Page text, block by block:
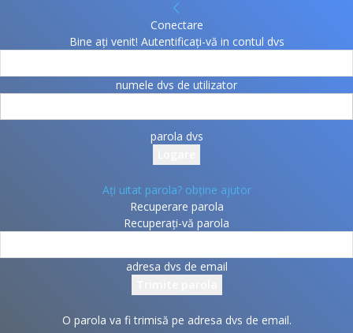
Conectare
Bine ați venit! Autentificați-vă in contul dvs
numele dvs de utilizator
parola dvs
Ați uitat parola? obține ajutor
Recuperare parola
Recuperați-vă parola
adresa dvs de email
O parola va fi trimisă pe adresa dvs de email.